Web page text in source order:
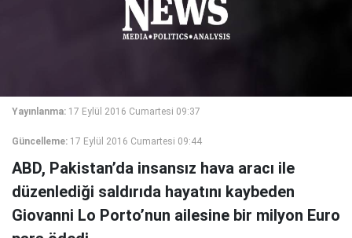
Yayınlanma: 17 Eylül 2016 Cumartesi 09:37
Güncelleme: 17 Eylül 2016 Cumartesi 09:44
ABD, Pakistan’da insansız hava aracı ile
düzenlediği saldırıda hayatını kaybeden
Giovanni Lo Porto’nun ailesine bir milyon Euro